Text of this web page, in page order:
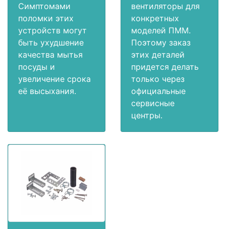
Симптомами
поломки этих
устройств могут
быть ухудшение
качества мытья
посуды и
увеличение срока
её высыхания.
вентиляторы для
конкретных
моделей ПММ.
Поэтому заказ
этих деталей
придется делать
только через
официальные
сервисные
центры.